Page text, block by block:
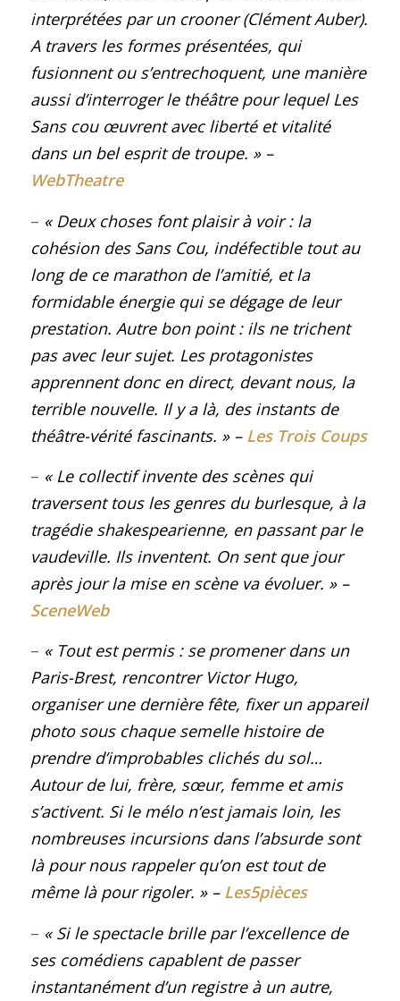
interprétées par un crooner (Clément Auber).
A travers les formes présentées, qui
fusionnent ou s’entrechoquent, une manière
aussi d’interroger le théâtre pour lequel Les
Sans cou œuvrent avec liberté et vitalité
dans un bel esprit de troupe. » –
WebTheatre
– « Deux choses font plaisir à voir : la
cohésion des Sans Cou, indéfectible tout au
long de ce marathon de l’amitié, et la
formidable énergie qui se dégage de leur
prestation. Autre bon point : ils ne trichent
pas avec leur sujet. Les protagonistes
apprennent donc en direct, devant nous, la
terrible nouvelle. Il y a là, des instants de
théâtre-vérité fascinants. » – Les Trois Coups
– « Le collectif invente des scènes qui
traversent tous les genres du burlesque, à la
tragédie shakespearienne, en passant par le
vaudeville. Ils inventent. On sent que jour
après jour la mise en scène va évoluer. » –
SceneWeb
– « Tout est permis : se promener dans un
Paris-Brest, rencontrer Victor Hugo,
organiser une dernière fête, fixer un appareil
photo sous chaque semelle histoire de
prendre d’improbables clichés du sol…
Autour de lui, frère, sœur, femme et amis
s’activent. Si le mélo n’est jamais loin, les
nombreuses incursions dans l’absurde sont
là pour nous rappeler qu’on est tout de
même là pour rigoler. » – Les5pièces
– « Si le spectacle brille par l’excellence de
ses comédiens capablent de passer
instantanément d’un registre à un autre,